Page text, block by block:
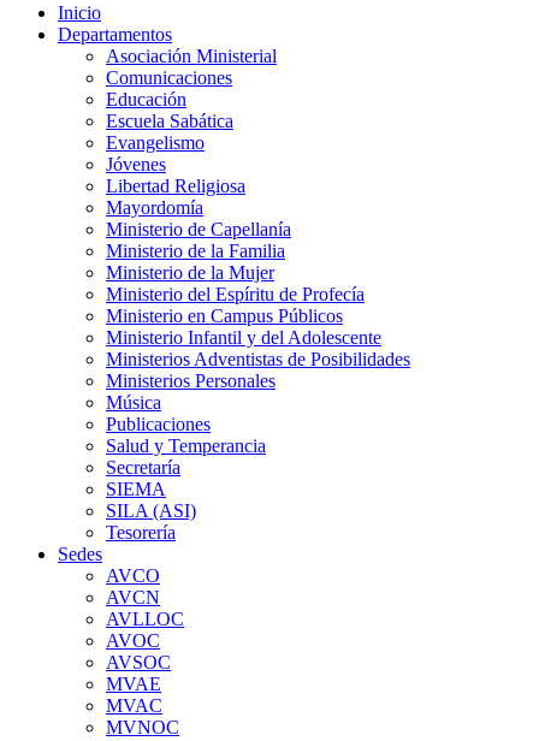
Inicio
Departamentos
Asociación Ministerial
Comunicaciones
Educación
Escuela Sabática
Evangelismo
Jóvenes
Libertad Religiosa
Mayordomía
Ministerio de Capellanía
Ministerio de la Familia
Ministerio de la Mujer
Ministerio del Espíritu de Profecía
Ministerio en Campus Públicos
Ministerio Infantil y del Adolescente
Ministerios Adventistas de Posibilidades
Ministerios Personales
Música
Publicaciones
Salud y Temperancia
Secretaría
SIEMA
SILA (ASI)
Tesorería
Sedes
AVCO
AVCN
AVLLOC
AVOC
AVSOC
MVAE
MVAC
MVNOC